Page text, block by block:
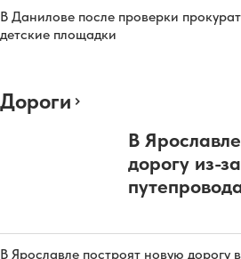
В Данилове после проверки
детские площадки
Дороги
В
дорогу из-
В Ярославле построят новую дорогу